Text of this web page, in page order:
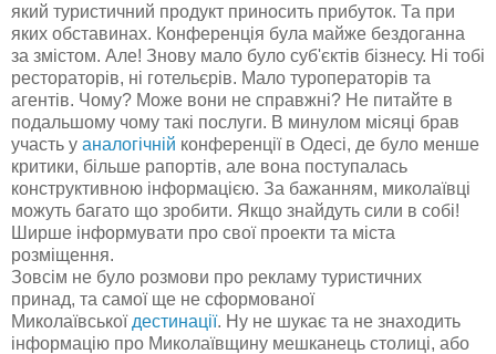
який туристичний продукт приносить прибуток. Та при
яких обставинах. Конференція була майже бездоганна
за змістом. Але! Знову мало було суб'єктів бізнесу. Ні тобі
рестораторів, ні готельєрів. Мало туроператорів та
агентів. Чому? Може вони не справжні? Не питайте в
подальшому чому такі послуги. В минулом місяці брав
участь у аналогічній конференції в Одесі, де було менше
критики, більше рапортів, але вона поступалась
конструктивною інформацією. За бажанням, миколаївці
можуть багато що зробити. Якщо знайдуть сили в собі!
Ширше інформувати про свої проекти та міста
розміщення.
Зовсім не було розмови про рекламу туристичних
принад, та самої ще не сформованої
Миколаївської дестинації. Ну не шукає та не знаходить
інформацію про Миколаївщину мешканець столиці, або